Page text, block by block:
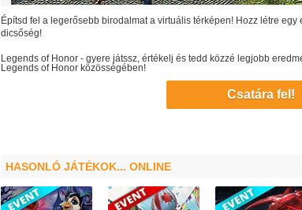
Építsd fel a legerősebb birodalmat a virtuális térképen! Hozz létre
dicsőség!
Legends of Honor - gyere játssz, értékelj és tedd közzé legjobb
Legends of Honor közösségében!
Csatára fel!
HASONLÓ JÁTÉKOK... ONLINE